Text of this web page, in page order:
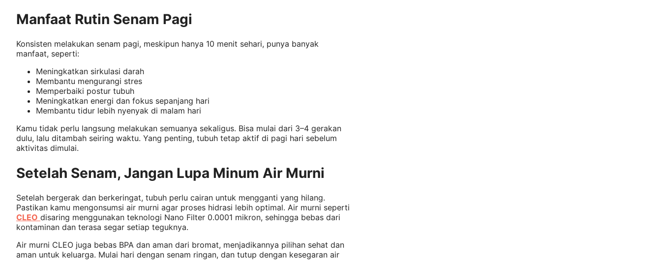
Manfaat Rutin Senam Pagi
Konsisten melakukan senam pagi, meskipun hanya 10 menit sehari, punya banyak
manfaat, seperti:
Meningkatkan sirkulasi darah
Membantu mengurangi stres
Memperbaiki postur tubuh
Meningkatkan energi dan fokus sepanjang hari
Membantu tidur lebih nyenyak di malam hari
Kamu tidak perlu langsung melakukan semuanya sekaligus. Bisa mulai dari 3–4 gerakan
dulu, lalu ditambah seiring waktu. Yang penting, tubuh tetap aktif di pagi hari sebelum
aktivitas dimulai.
Setelah Senam, Jangan Lupa Minum Air Murni
Setelah bergerak dan berkeringat, tubuh perlu cairan untuk mengganti yang hilang.
Pastikan kamu mengonsumsi air murni agar proses hidrasi lebih optimal. Air murni seperti
CLEO disaring menggunakan teknologi Nano Filter 0.0001 mikron, sehingga bebas dari
kontaminan dan terasa segar setiap teguknya.
Air murni CLEO juga bebas BPA dan aman dari bromat, menjadikannya pilihan sehat dan
aman untuk keluarga. Mulai hari dengan senam ringan, dan tutup dengan kesegaran air